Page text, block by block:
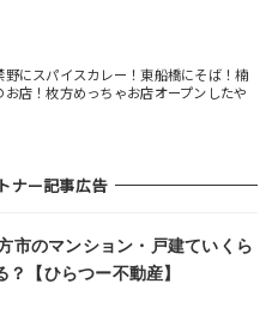
野にスパイスカレー！東船橋にそば！楠
店！枚方めっちゃお店オープンしたや
ナー記事広告
市のマンション・戸建ていくら
？【ひらつー不動産】